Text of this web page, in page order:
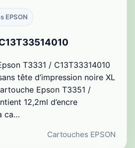
EPSON
T3331 / C13T33314010
tête d’impression noire XL
Epson T3351 /
12,2ml d’encre
ca…
Cartouches EPSON